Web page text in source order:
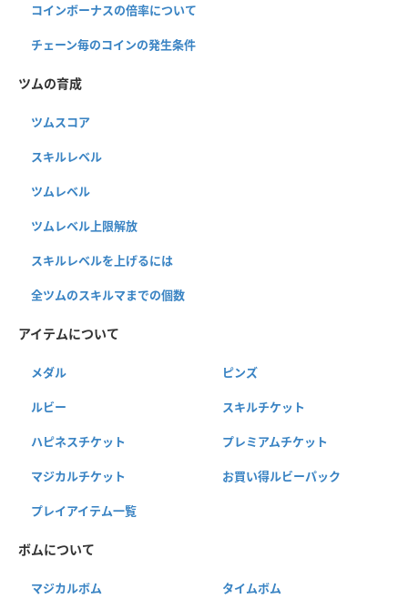
コインボーナスの倍率について
チェーン毎のコインの発生条件
ツムの育成
ツムスコア
スキルレベル
ツムレベル
ツムレベル上限解放
スキルレベルを上げるには
全ツムのスキルマまでの個数
アイテムについて
メダル ピンズ
ルビー スキルチケット
ハピネスチケット プレミアムチケット
マジカルチケット お買い得ルビーパック
プレイアイテム一覧
ボムについて
マジカルボム タイムボム